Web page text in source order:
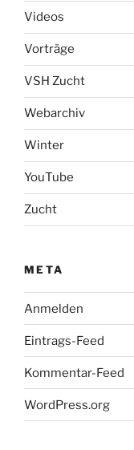
Videos
Vorträge
VSH Zucht
Webarchiv
Winter
YouTube
Zucht
META
Anmelden
Eintrags-Feed
Kommentar-Feed
WordPress.org